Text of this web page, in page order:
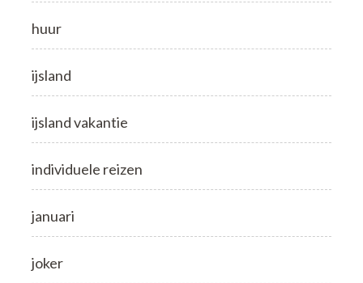
huur
ijsland
ijsland vakantie
individuele reizen
januari
joker